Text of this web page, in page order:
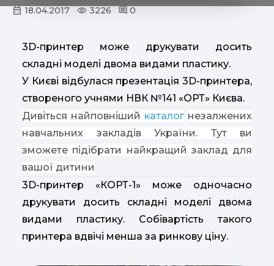
18.04.2017 3226 0
3D-принтер може друкувати досить
складні моделі двома видами пластику.
У Києві відбулася презентація 3D-принтера,
створеного учнями НВК №141 «ОРТ» Києва.
Дивіться найповніший каталог незалжених
навчальних закладів України. Тут ви
зможете підібрати найкращий заклад для
вашої дитини
3D-принтер «КОРТ-1» може одночасно
друкувати досить складні моделі двома
видами пластику. Собівартість такого
принтера вдвічі менша за ринкову ціну.